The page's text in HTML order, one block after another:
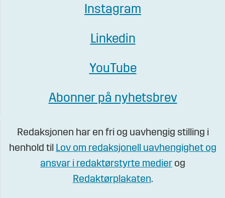
Instagram
Linkedin
YouTube
Abonner på nyhetsbrev
Redaksjonen har en fri og uavhengig stilling i
henhold til Lov om redaksjonell uavhengighet og
ansvar i redaktørstyrte medier og
Redaktørplakaten.